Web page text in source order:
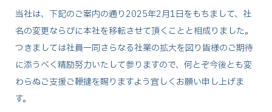
当社は、下記のご案内の通り2025年2月1日をもちまして、社
名の変更ならびに本社を移転させて頂くことと相成りました。
つきましては社員一同さらなる社業の拡大を図り皆様のご期待
に添うべく精励努力いたして参りますので、何とぞ今後とも変
わらぬご支援ご鞭撻を賜りますよう宜しくお願い申し上げま
す。